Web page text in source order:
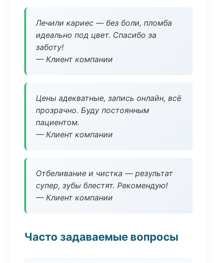
Лечили кариес — без боли, пломба
идеально под цвет. Спасибо за
заботу!
— Клиент компании
Цены адекватные, запись онлайн, всё
прозрачно. Буду постоянным
пациентом.
— Клиент компании
Отбеливание и чистка — результат
супер, зубы блестят. Рекомендую!
— Клиент компании
Часто задаваемые вопросы